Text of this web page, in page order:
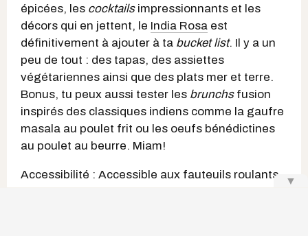
épicées, les cocktailsimpressionnants et les
décors qui en jettent, le India Rosa est
définitivement à ajouter à ta bucket list. Il y a un
peu de tout : des tapas, des assiettes
végétariennes ainsi que des plats mer et terre.
Bonus, tu peux aussi tester les brunchs fusion
inspirés des classiques indiens comme la gaufre
masala au poulet frit ou les oeufs bénédictines
au poulet au beurre. Miam!
Accessibilité : Accessible aux fauteuils roulants
▼